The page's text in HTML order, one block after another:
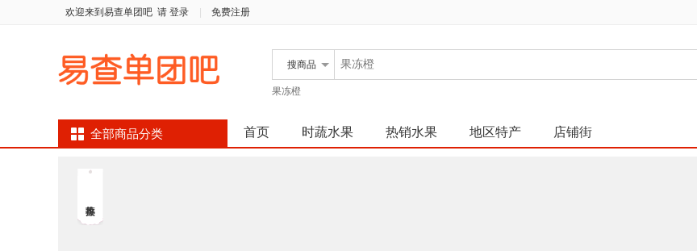
欢迎来到易查单团吧 请 登录 免费注册
搜商品
果冻橙
全部商品分类 首页 时蔬水果 热销水果 地区特产 店铺街